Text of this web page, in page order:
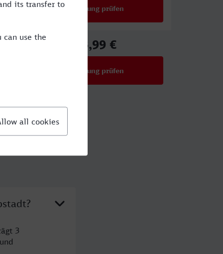
Verbindung prüfen
43,99 €
Verbindung prüfen
3